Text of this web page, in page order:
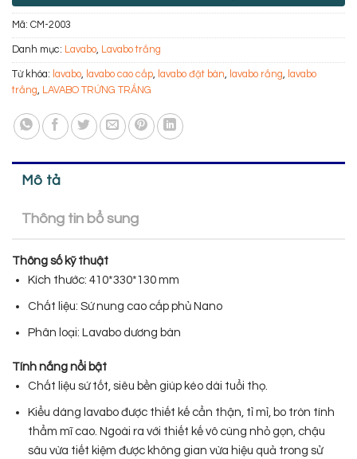
Mã: CM-2003
Danh mục: Lavabo, Lavabo trắng
Từ khóa: lavabo, lavabo cao cấp, lavabo đặt bàn, lavabo rắng, lavabo
trắng, LAVABO TRỨNG TRẮNG
Mô tả
Thông tin bổ sung
Thông số kỹ thuật
Kích thước: 410*330*130 mm
Chất liệu: Sứ nung cao cấp phủ Nano
Phân loại: Lavabo dương bàn
Tính nắng nổi bật
Chất liệu sứ tốt, siêu bền giúp kéo dài tuổi thọ.
Kiểu dáng lavabo được thiết kế cẩn thận, tỉ mỉ, bo tròn tính
thẩm mĩ cao. Ngoài ra với thiết kế vô cùng nhỏ gọn, chậu
sâu vừa tiết kiệm được không gian vừa hiệu quả trong sử